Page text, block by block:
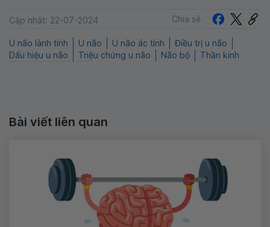
Cập nhật: 22-07-2024 Chia sẻ
U não lành tính U não U não ác tính
Điều trị u não
Dấu hiệu u não
Triệu chứng u não Não bộ Thần kinh
Bài viết liên quan